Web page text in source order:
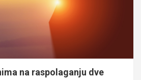
na raspolaganju dve